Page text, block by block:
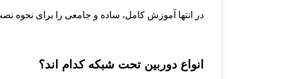
در انتها آموزش کامل، ساده و جامعی را برای نحوه
انواع دوربین تحت شبکه کدام اند؟